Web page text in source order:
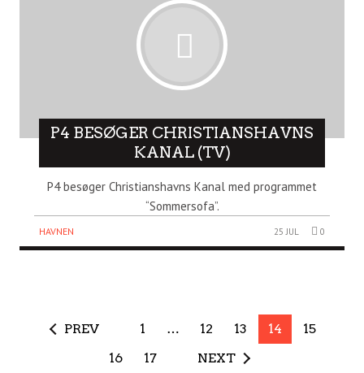
P4 BESØGER CHRISTIANSHAVNS
KANAL (TV)
P4 besøger Christianshavns Kanal med programmet
“Sommersofa”.
HAVNEN 25 JUL 0
PREV 1 … 12 13 14
15
16
17 NEXT